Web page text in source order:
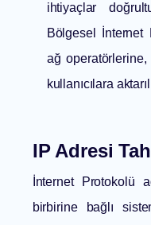
ihtiyaçlar
Bölgesel İnternet
ağ operatörlerine,
kullanıcılara
IP Adresi
İnternet Protokolü
birbirine bağlı